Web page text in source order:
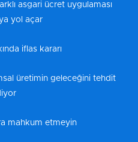
asgari ücret uygulaması
yol açar
iflas kararı
üretimin geleceğini tehdit
mahkum etmeyin